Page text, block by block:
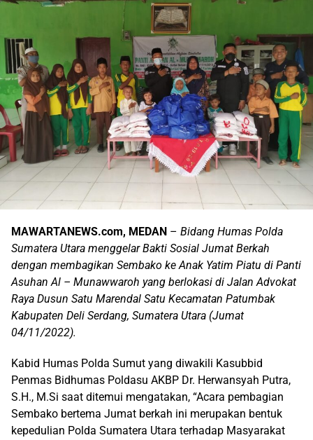
MAWARTANEWS.com, MEDAN – Bidang Humas Polda
Sumatera Utara menggelar Bakti Sosial Jumat Berkah
dengan membagikan Sembako ke Anak Yatim Piatu di Panti
Asuhan Al – Munawwaroh yang berlokasi di Jalan Advokat
Raya Dusun Satu Marendal Satu Kecamatan Patumbak
Kabupaten Deli Serdang, Sumatera Utara (Jumat
04/11/2022).
Kabid Humas Polda Sumut yang diwakili Kasubbid
Penmas Bidhumas Poldasu AKBP Dr. Herwansyah Putra,
S.H., M.Si saat ditemui mengatakan, “Acara pembagian
Sembako bertema Jumat berkah ini merupakan bentuk
kepedulian Polda Sumatera Utara terhadap Masyarakat